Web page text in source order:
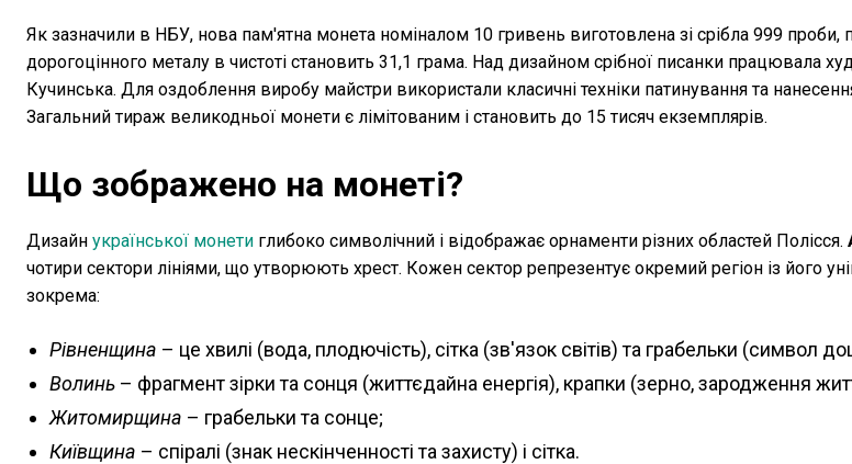
Як зазначили в НБУ, нова пам'ятна монета номіналом 10 гривень виготовлена зі срібла 999 проби,
дорогоцінного металу в чистоті становить 31,1 грама. Над дизайном срібної писанки працювала
Кучинська. Для оздоблення виробу майстри використали класичні техніки патинування та
Загальний тираж великодньої монети є лімітованим і становить до 15 тисяч екземплярів.
Що зображено на монеті?
Дизайн української монети глибоко символічний і відображає орнаменти різних областей Полісся.
чотири сектори лініями, що утворюють хрест. Кожен сектор репрезентує окремий регіон із його
зокрема:
Рівненщина – це хвилі (вода, плодючість), сітка (зв'язок світів) та грабельки (символ
Волинь – фрагмент зірки та сонця (життєдайна енергія), крапки (зерно, зародження
Житомирщина – грабельки та сонце;
Київщина – спіралі (знак нескінченності та захисту) і сітка.